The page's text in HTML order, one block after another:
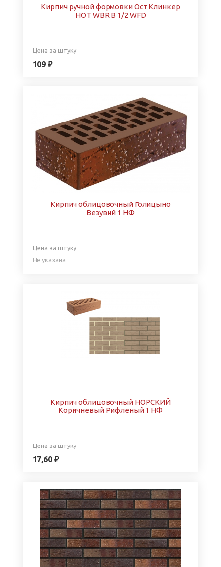
Кирпич ручной формовки Ост Клинкер
HOT WBR B 1/2 WFD
Цена за штуку
109 ₽
Кирпич облицовочный Голицыно
Везувий 1 НФ
Цена за штуку
Не указана
Кирпич облицовочный НОРСКИЙ
Коричневый Рифленый 1 НФ
Цена за штуку
17,60 ₽